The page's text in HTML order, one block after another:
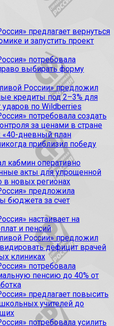
предлагает вернуться
и запустить проект
потребовала
выбирать форму
России» предложил
кредиты под 2–3% для
по Wildberries
потребовала создать
за ценами в стране
дневный план
приблизил победу
кабмин оперативно
акты для упрощенной
в новых регионах
предложила
бюджета за счет
настаивает на
и пенсий
России» предложил
дефицит врачей
клиниках
потребовала
пенсию до 40% от
предлагает повысить
учителей до
потребовала усилить